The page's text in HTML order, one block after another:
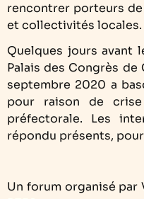
rencontrer porteurs de
et collectivités locales.
Quelques jours avant
Palais des Congrès
septembre 2020 a
pour raison de
préfectorale. Les
répondu présents,
Un forum organisé par